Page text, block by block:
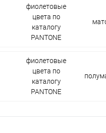
фиолетовые
цвета по
каталогу
PANTONE
фиолетовые
цвета по
каталогу
PANTONE